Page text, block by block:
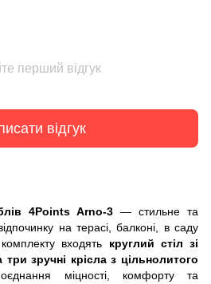
перший відгук
відгук
4Points Arno-3 — стильне та
на терасі, балконі, в саду
входять круглий стіл зі
зручні крісла з цільнолитого
міцності, комфорту та